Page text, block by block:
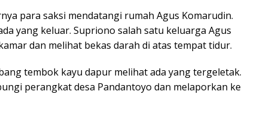
para saksi mendatangi rumah Agus Komarudin.
yang keluar. Supriono salah satu keluarga Agus
dan melihat bekas darah di atas tempat tidur.
tembok kayu dapur melihat ada yang tergeletak.
perangkat desa Pandantoyo dan melaporkan ke